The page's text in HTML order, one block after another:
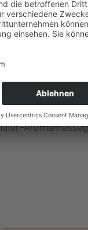
Massage
die feinen
System des
gesteuert
gestärktes
Öle, das